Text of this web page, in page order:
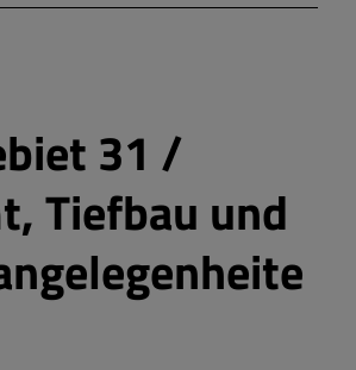
31 /
Tiefbau und